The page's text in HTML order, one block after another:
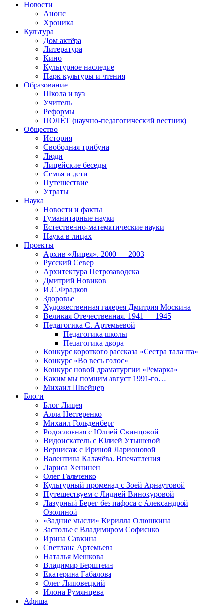
Новости
Анонс
Хроника
Культура
Дом актёра
Литература
Кино
Культурное наследие
Парк культуры и чтения
Образование
Школа и вуз
Учитель
Реформы
ПОЛЁТ (научно-педагогический вестник)
Общество
История
Свободная трибуна
Люди
Лицейские беседы
Семья и дети
Путешествие
Утраты
Наука
Новости и факты
Гуманитарные науки
Естественно-математические науки
Наука в лицах
Проекты
Архив «Лицея». 2000 — 2003
Русский Север
Архитектура Петрозаводска
Дмитрий Новиков
И.С.Фрадков
Здоровье
Художественная галерея Дмитрия Москина
Великая Отечественная. 1941 — 1945
Педагогика С. Артемьевой
Педагогика школы
Педагогика двора
Конкурс короткого рассказа «Сестра таланта»
Конкурс «Во весь голос»
Конкурс новой драматургии «Ремарка»
Каким мы помним август 1991-го…
Михаил Швейцер
Блоги
Блог Лицея
Алла Нестеренко
Михаил Гольденберг
Родословная с Юлией Свинцовой
Видоискатель с Юлией Утышевой
Вернисаж с Ириной Ларионовой
Валентина Калачёва. Впечатления
Лариса Хенинен
Олег Гальченко
Культурный променад с Зоей Арнаутовой
Путешествуем с Лидией Винокуровой
Лазурный Берег без пафоса с Александрой
Озолиной
«Задние мысли» Кирилла Олюшкина
Застолье с Владимиром Софиенко
Ирина Савкина
Светлана Артемьева
Наталья Мешкова
Владимир Берштейн
Екатерина Габалова
Олег Липовецкий
Илона Румянцева
Афиша